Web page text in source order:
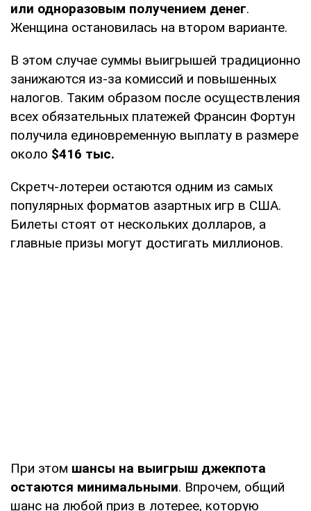
или одноразовым получением денег.
Женщина остановилась на втором варианте.
В этом случае суммы выигрышей традиционно
занижаются из-за комиссий и повышенных
налогов. Таким образом после осуществления
всех обязательных платежей Франсин Фортун
получила единовременную выплату в размере
около $416 тыс.
Скретч-лотереи остаются одним из самых
популярных форматов азартных игр в США.
Билеты стоят от нескольких долларов, а
главные призы могут достигать миллионов.
При этом шансы на выигрыш джекпота
остаются минимальными. Впрочем, общий
шанс на любой приз в лотерее, которую